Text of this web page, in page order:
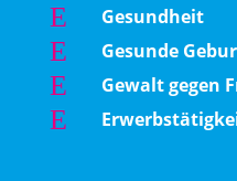
E Gesundheit
E Gesunde
E Gewalt gegen
E